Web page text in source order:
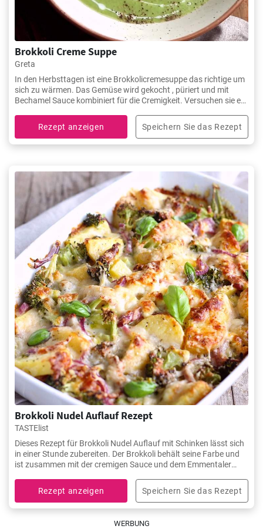
Brokkoli Creme Suppe
Greta
In den Herbsttagen ist eine Brokkolicremesuppe das richtige um
sich zu wärmen. Das Gemüse wird gekocht , püriert und mit
Bechamel Sauce kombiniert für die Cremigkeit. Versuchen sie es
Rezept anzeigen
Speichern Sie das Rezept
Brokkoli Nudel Auflauf Rezept
TASTElist
Dieses Rezept für Brokkoli Nudel Auflauf mit Schinken lässt sich
in einer Stunde zubereiten. Der Brokkoli behält seine Farbe und
ist zusammen mit der cremigen Sauce und dem Emmentaler
Rezept anzeigen
Speichern Sie das Rezept
WERBUNG